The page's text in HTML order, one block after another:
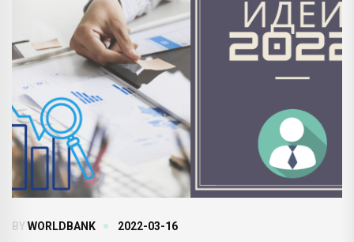
BYWORLDBANK 2022-03-16